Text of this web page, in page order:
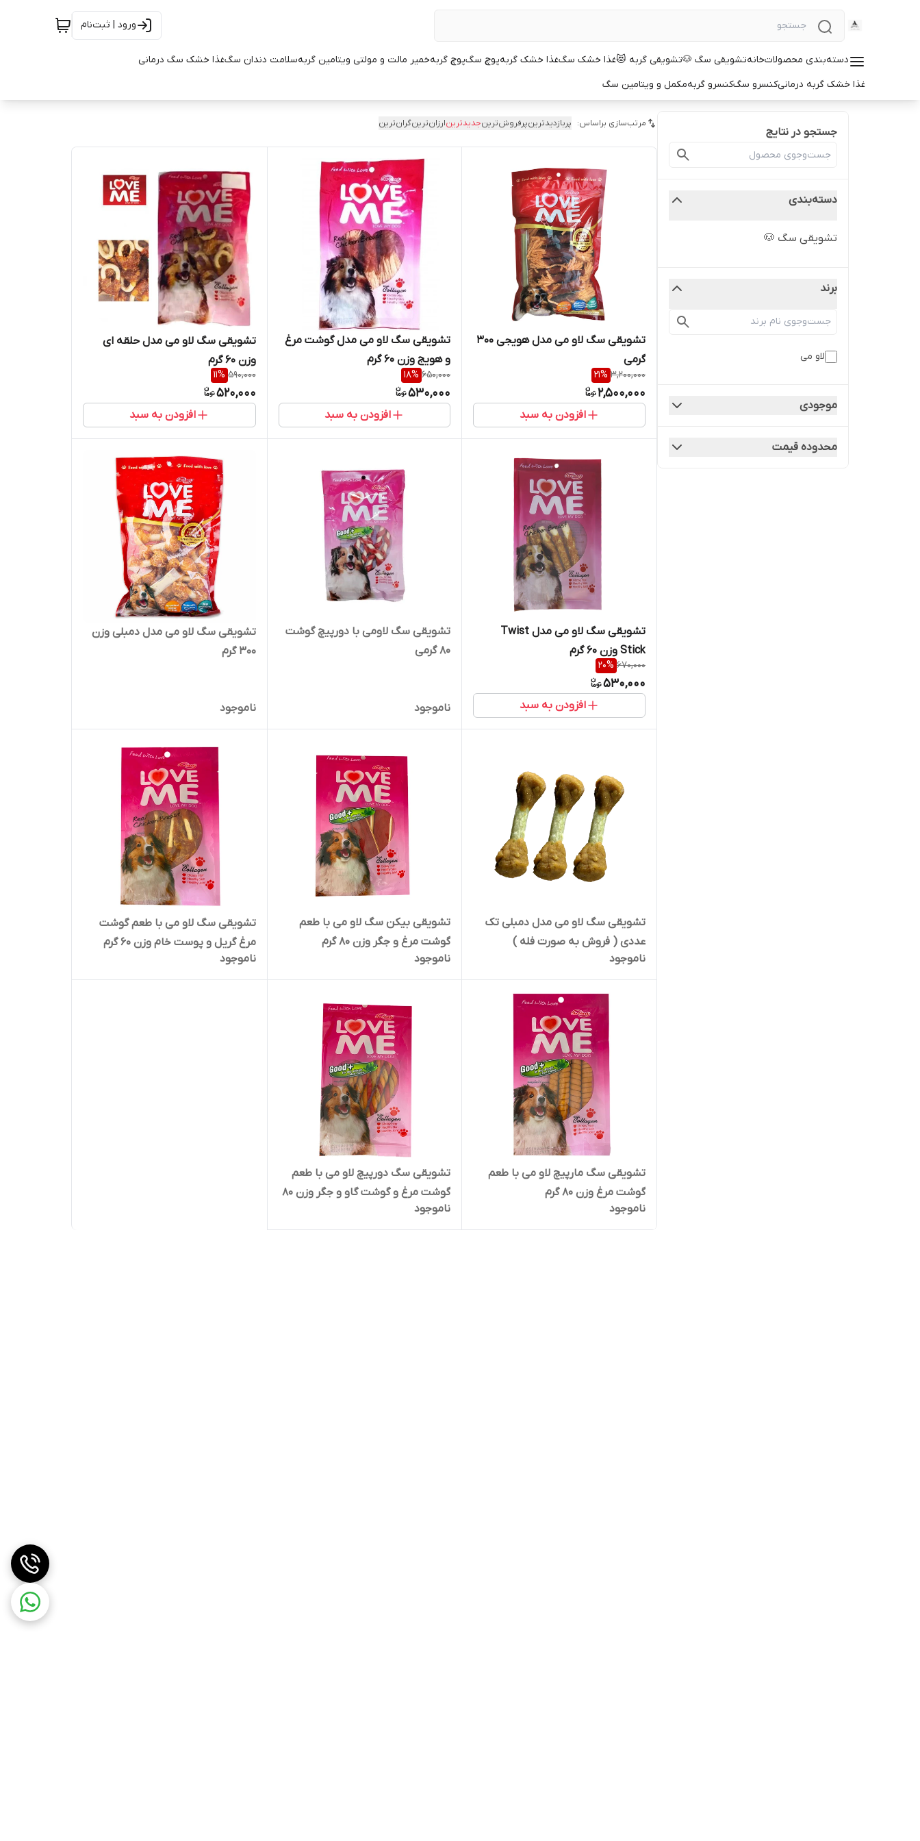
ورود | ثبت‌نام
دسته‌بندی محصولاتخانهتشویقی سگ 🐶تشویقی گربه 😻غذا خشک سگغذا خشک گربهپوچ سگپوچ گربهخمیر مالت و مولتی ویتامین گربهسلامت دندان سگغذا خشک سگ درمانی
غذا خشک گربه درمانیکنسرو سگکنسرو گربهمکمل و ویتامین سگ
جستجو در نتایج
دسته‌بندی
تشویقی سگ 🐶
برند
لاو می
موجودی
محدوده قیمت
مرتب‌سازی براساس: پربازدیدترینپرفروش‌ترینجدیدترینارزان‌ترینگران‌ترین
تشویقی سگ لاو می مدل هویجی 300
گرمی
3,200,000
21%
2,500,000
افزودن به سبد
تشویقی سگ لاو می مدل گوشت مرغ
و هویج وزن 60 گرم
650,000
18%
530,000
افزودن به سبد
تشویقی سگ لاو می مدل حلقه ای
وزن 60 گرم
590,000
11%
520,000
افزودن به سبد
تشویقی سگ لاو می مدل Twist
Stick وزن 60 گرم
670,000
20%
530,000
افزودن به سبد
تشویقی سگ لاومی با دورپیچ گوشت
80 گرمی
ناموجود
تشویقی سگ لاو می مدل دمبلی وزن
300 گرم
ناموجود
تشویقی سگ لاو می مدل دمبلی تک
عددی ( فروش به صورت فله )
ناموجود
تشویقی بیکن سگ لاو می با طعم
گوشت مرغ و جگر وزن 80 گرم
ناموجود
تشویقی سگ لاو می با طعم گوشت
مرغ گریل و پوست خام وزن 60 گرم
ناموجود
تشویقی سگ مارپیچ لاو می با طعم
گوشت مرغ وزن 80 گرم
ناموجود
تشویقی سگ دورپیچ لاو می با طعم
گوشت مرغ و گوشت گاو و جگر وزن 80
گرم
ناموجود